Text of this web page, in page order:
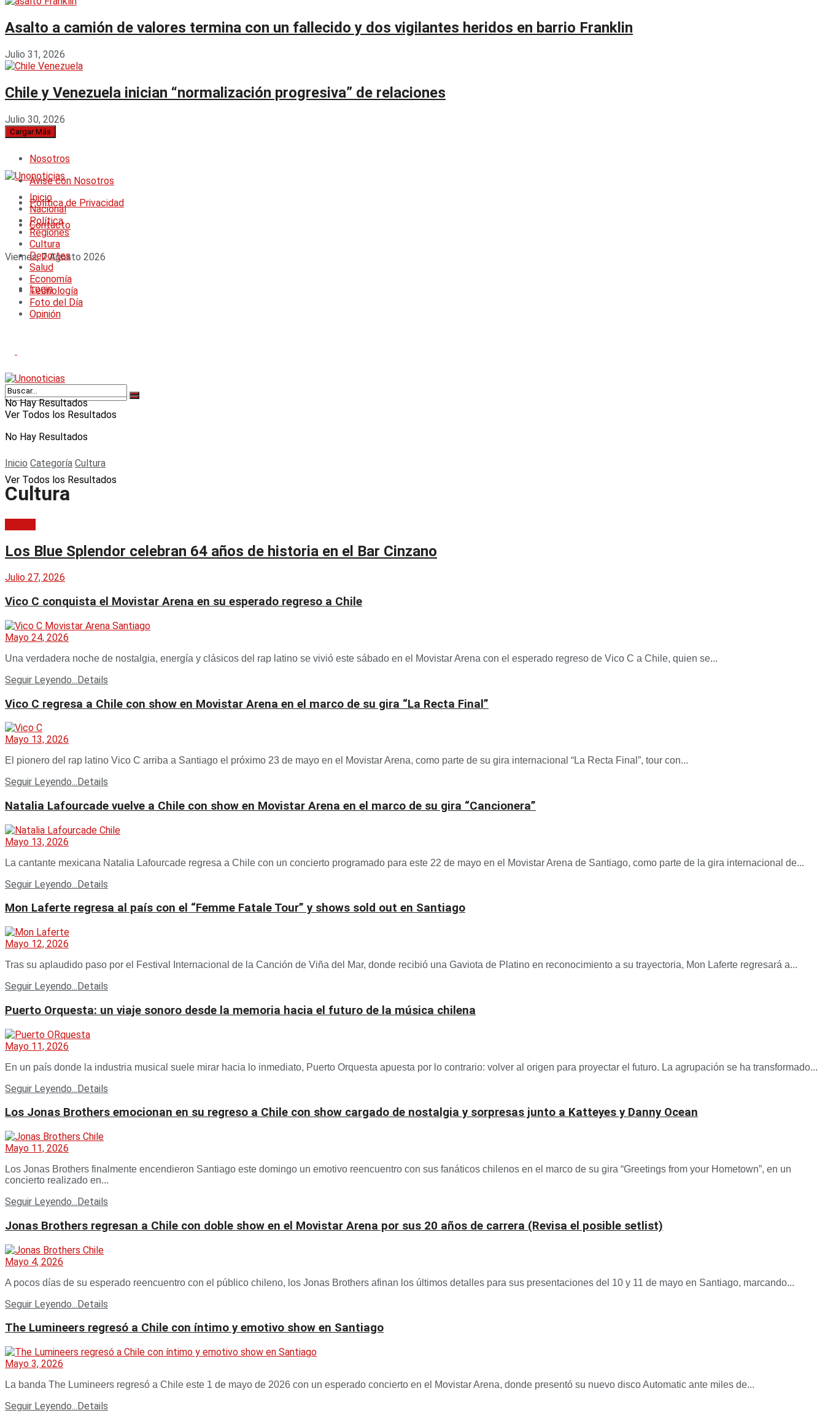
Asalto a camión de valores termina con un fallecido y dos vigilantes heridos en barrio Franklin
Julio 31, 2026
Chile y Venezuela inician “normalización progresiva” de relaciones
Julio 30, 2026
Cargar Más
Nosotros
Avise con Nosotros
Política de Privacidad
Contacto
Viernes, 7 Agosto 2026
Login
Inicio
Nacional
Política
Regiones
Cultura
Deportes
Salud
Economía
Tecnología
Foto del Día
Opinión
No Hay Resultados
Ver Todos los Resultados
No Hay Resultados
Ver Todos los Resultados
Inicio Categoría Cultura
Cultura
Los Blue Splendor celebran 64 años de historia en el Bar Cinzano
Julio 27, 2026
Vico C conquista el Movistar Arena en su esperado regreso a Chile
Mayo 24, 2026
Una verdadera noche de nostalgia, energía y clásicos del rap latino se vivió este sábado en el Movistar Arena con el esperado regreso de Vico C a Chile, quien se...
Seguir Leyendo...Details
Vico C regresa a Chile con show en Movistar Arena en el marco de su gira “La Recta Final”
Mayo 13, 2026
El pionero del rap latino Vico C arriba a Santiago el próximo 23 de mayo en el Movistar Arena, como parte de su gira internacional “La Recta Final”, tour con...
Seguir Leyendo... Details
Natalia Lafourcade vuelve a Chile con show en Movistar Arena en el marco de su gira “Cancionera”
Mayo 13, 2026
La cantante mexicana Natalia Lafourcade regresa a Chile con un concierto programado para este 22 de mayo en el Movistar Arena de Santiago, como parte de la gira internacional de...
Seguir Leyendo...Details
Mon Laferte regresa al país con el “Femme Fatale Tour” y shows sold out en Santiago
Mayo 12, 2026
Tras su aplaudido paso por el Festival Internacional de la Canción de Viña del Mar, donde recibió una Gaviota de Platino en reconocimiento a su trayectoria, Mon Laferte regresará a...
Seguir Leyendo... Details
Puerto Orquesta: un viaje sonoro desde la memoria hacia el futuro de la música chilena
Mayo 11, 2026
En un país donde la industria musical suele mirar hacia lo inmediato, Puerto Orquesta apuesta por lo contrario: volver al origen para proyectar el futuro. La agrupación se ha transformado...
Seguir Leyendo...Details
Los Jonas Brothers emocionan en su regreso a Chile con show cargado de nostalgia y sorpresas junto a Katteyes y Danny Ocean
Mayo 11, 2026
Los Jonas Brothers finalmente encendieron Santiago este domingo un emotivo reencuentro con sus fanáticos chilenos en el marco de su gira “Greetings from your Hometown”, en un
concierto realizado en...
Seguir Leyendo...Details
Jonas Brothers regresan a Chile con doble show en el Movistar Arena por sus 20 años de carrera (Revisa el posible setlist)
Mayo 4, 2026
A pocos días de su esperado reencuentro con el público chileno, los Jonas Brothers afinan los últimos detalles para sus presentaciones del 10 y 11 de mayo en Santiago, marcando...
Seguir Leyendo...Details
The Lumineers regresó a Chile con íntimo y emotivo show en Santiago
Mayo 3, 2026
La banda The Lumineers regresó a Chile este 1 de mayo de 2026 con un esperado concierto en el Movistar Arena, donde presentó su nuevo disco Automatic ante miles de...
Seguir Leyendo...Details